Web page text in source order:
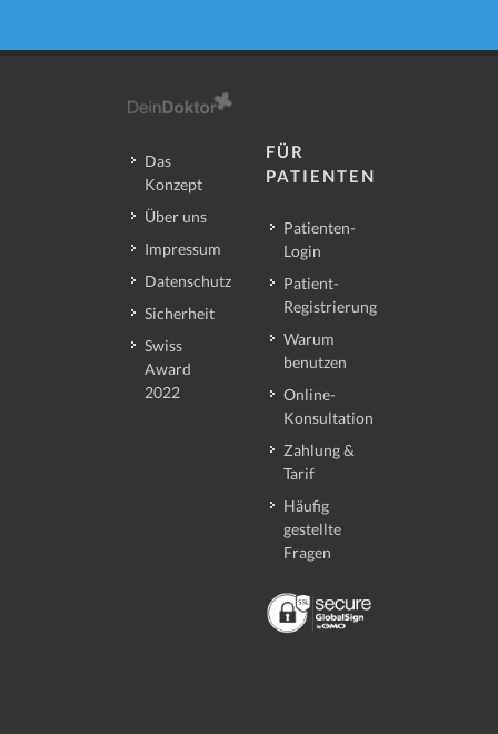
Das
Konzept
Über uns
Impressum
Datenschutz
Sicherheit
Swiss
Award
2022
FÜR
PATIENTEN
Patienten-
Login
Patient-
Registrierung
Warum
benutzen
Online-
Konsultation
Zahlung &
Tarif
Häufig
gestellte
Fragen